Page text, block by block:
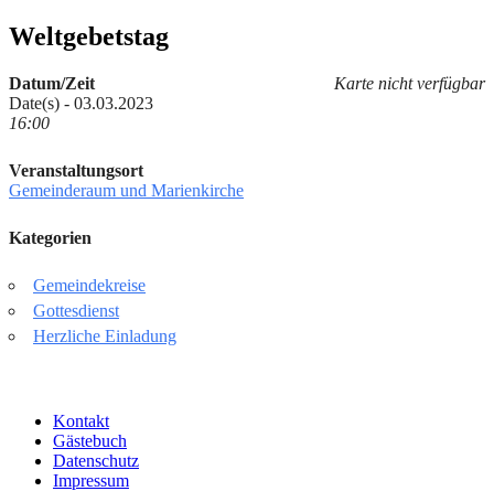
Weltgebetstag
Karte nicht verfügbar
Datum/Zeit
Date(s) - 03.03.2023
16:00
Veranstaltungsort
Gemeinderaum und Marienkirche
Kategorien
Gemeindekreise
Gottesdienst
Herzliche Einladung
Kontakt
Gästebuch
Datenschutz
Impressum